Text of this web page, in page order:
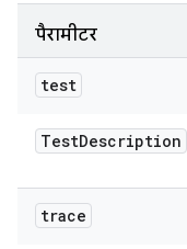
पैरामीटर
test
TestDescription
trace